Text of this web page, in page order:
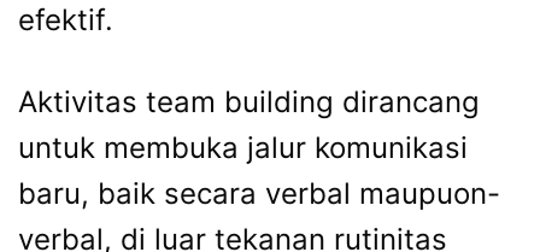
efektif.
Aktivitas team building dirancang
untuk membuka jalur komunikasi
baru, baik secara verbal maupuon-
verbal, di luar tekanan rutinitas